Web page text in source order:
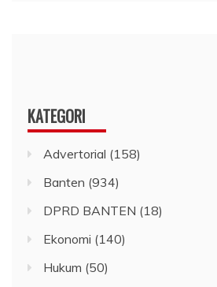
KATEGORI
Advertorial (158)
Banten (934)
DPRD BANTEN (18)
Ekonomi (140)
Hukum (50)